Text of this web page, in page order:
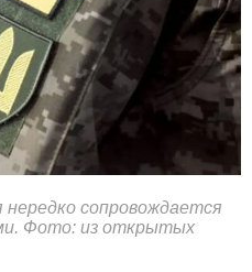
сопровождается
Фото: из открытых